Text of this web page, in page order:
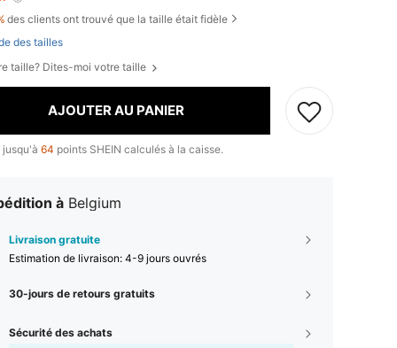
des clients ont trouvé que la taille était fidèle
des tailles
taille? Dites-moi votre taille
AJOUTER AU PANIER
jusqu'à 64 points SHEIN calculés à la caisse.
à Belgium
Livraison gratuite
Estimation de livraison: 4-9 jours ouvrés
30-jours de retours gratuits
Sécurité des achats